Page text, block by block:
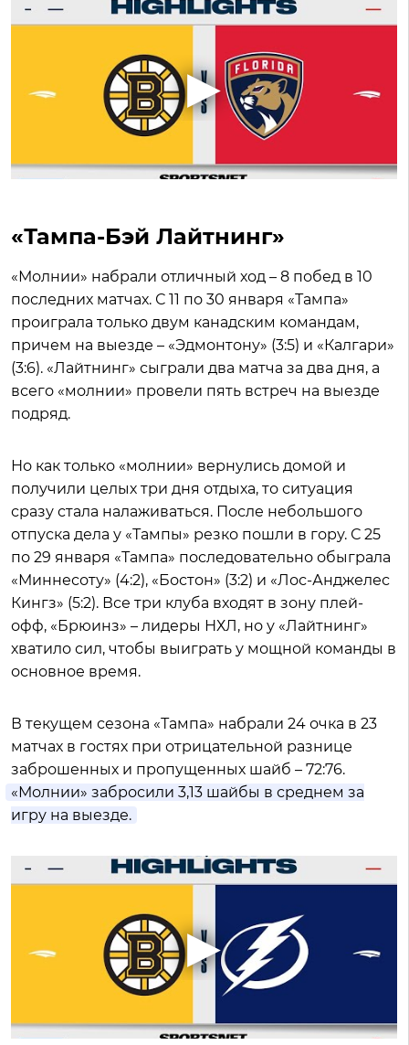
«Тампа-Бэй Лайтнинг»
«Молнии» набрали отличный ход – 8 побед в 10
последних матчах. С 11 по 30 января «Тампа»
проиграла только двум канадским командам,
причем на выезде – «Эдмонтону» (3:5) и «Калгари»
(3:6). «Лайтнинг» сыграли два матча за два дня, а
всего «молнии» провели пять встреч на выезде
подряд.
Но как только «молнии» вернулись домой и
получили целых три дня отдыха, то ситуация
сразу стала налаживаться. После небольшого
отпуска дела у «Тампы» резко пошли в гору. С 25
по 29 января «Тампа» последовательно обыграла
«Миннесоту» (4:2), «Бостон» (3:2) и «Лос-Анджелес
Кингз» (5:2). Все три клуба входят в зону плей-
офф, «Брюинз» – лидеры НХЛ, но у «Лайтнинг»
хватило сил, чтобы выиграть у мощной команды в
основное время.
В текущем сезона «Тампа» набрали 24 очка в 23
матчах в гостях при отрицательной разнице
заброшенных и пропущенных шайб – 72:76.
«Молнии» забросили 3,13 шайбы в среднем за
игру на выезде.